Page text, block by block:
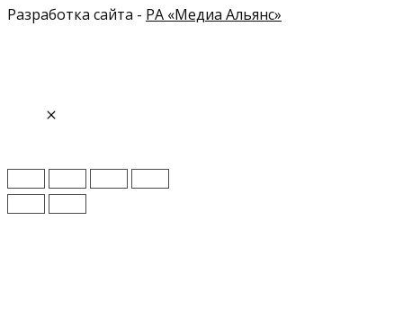
Разработка сайта - РА «Медиа Альянс»